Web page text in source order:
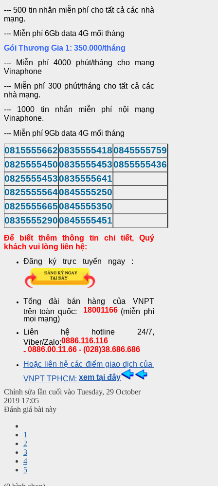
--- 500 tin nhắn miễn phí cho tất cả các nhà
mạng.
--- Miễn phí 6Gb data 4G mổi tháng
Gói Thương Gia 1: 350.000/tháng
--- Miễn phí 4000 phút/tháng cho mạng
Vinaphone
--- Miễn phí 300 phút/tháng cho tất cả các
nhà mạng.
--- 1000 tin nhắn miễn phí nội mạng
Vinaphone.
--- Miễn phí 9Gb data 4G mổi tháng
081555566208355554180845555759
082555545008355554530855555436
08255554530835555641
08255555640845555250
08255556650845555350
08355552900845555451
Để biết thêm thông tin chi tiết, Quý
khách vui lòng liên hệ:
Đăng ký trực tuyến ngay :
Tổng đài bán hàng của VNPT
trên toàn quốc: 18001166 (miễn phí
mọi mạng)
Liên hệ hotline 24/7,
Viber/Zalo:0886.116.116
- 0886.00.11.66 - (028)38.686.686
Hoặc liên hệ các điểm giao dịch của
VNPT TPHCM: xem tại đây
Chỉnh sửa lần cuối vào Tuesday, 29 October
2019 17:05
Đánh giá bài này
1
2
3
4
5